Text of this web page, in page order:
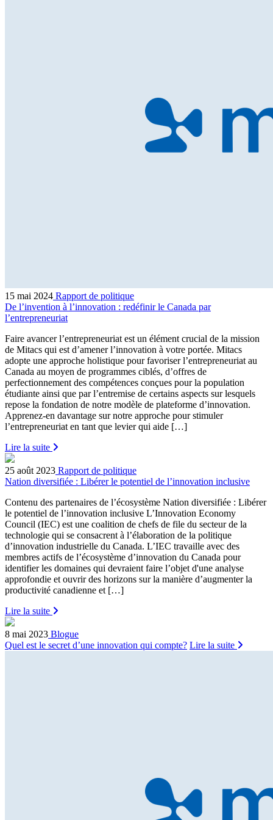
15 mai 2024 Rapport de politique
De l’invention à l’innovation : redéfinir le Canada par
l’entrepreneuriat
Faire avancer l’entrepreneuriat est un élément crucial de la mission
de Mitacs qui est d’amener l’innovation à votre portée. Mitacs
adopte une approche holistique pour favoriser l’entrepreneuriat au
Canada au moyen de programmes ciblés, d’offres de
perfectionnement des compétences conçues pour la population
étudiante ainsi que par l’entremise de certains aspects sur lesquels
repose la fondation de notre modèle de plateforme d’innovation.
Apprenez-en davantage sur notre approche pour stimuler
l’entrepreneuriat en tant que levier qui aide […]
Lire la suite
25 août 2023 Rapport de politique
Nation diversifiée : Libérer le potentiel de l’innovation inclusive
Contenu des partenaires de l’écosystème Nation diversifiée : Libérer
le potentiel de l’innovation inclusive L’Innovation Economy
Council (IEC) est une coalition de chefs de file du secteur de la
technologie qui se consacrent à l’élaboration de la politique
d’innovation industrielle du Canada. L’IEC travaille avec des
membres actifs de l’écosystème d’innovation du Canada pour
identifier les domaines qui devraient faire l’objet d'une analyse
approfondie et ouvrir des horizons sur la manière d’augmenter la
productivité canadienne et […]
Lire la suite
8 mai 2023 Blogue
Quel est le secret d’une innovation qui compte? Lire la suite